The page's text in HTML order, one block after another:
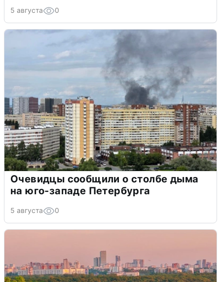
5 августа 0
Очевидцы сообщили о столбе дыма
на юго-западе Петербурга
5 августа 0